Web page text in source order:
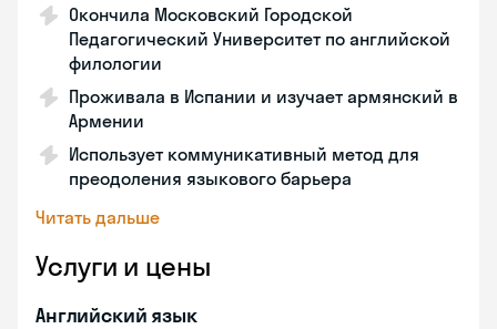
Окончила Московский Городской
Педагогический Университет по английской
филологии
Проживала в Испании и изучает армянский в
Армении
Использует коммуникативный метод для
преодоления языкового барьера
Читать дальше
Услуги и цены
Английский язык